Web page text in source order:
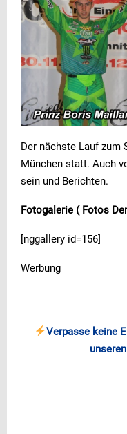
Der nächste Lauf zum
München statt. Auch
sein und Berichten.
Fotogalerie ( Fotos
[nggallery id=156]
Werbung
Verpasse keine